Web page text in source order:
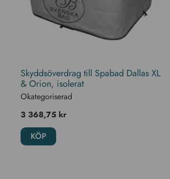
Skyddsöverdrag till Spabad Dallas XL
& Orion, isolerat
Okategoriserad
3 368,75 kr
KÖP